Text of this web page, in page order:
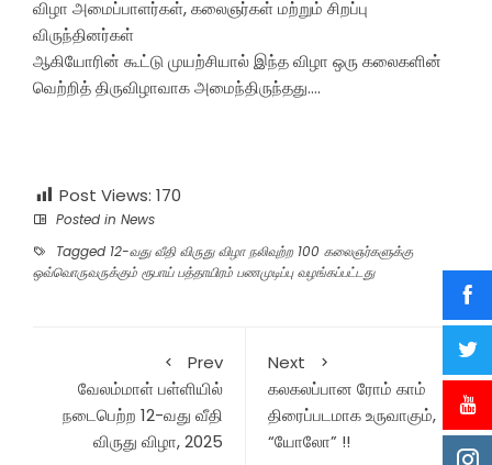
விழா அமைப்பாளர்கள், கலைஞர்கள் மற்றும் சிறப்பு
விருந்தினர்கள்
ஆகியோரின் கூட்டு முயற்சியால் இந்த விழா ஒரு கலைகளின்
வெற்றித் திருவிழாவாக அமைந்திருந்தது….
Post Views: 170
Posted in News
Tagged 12-வது வீதி விருது விழா நலிவுற்ற 100 கலைஞர்களுக்கு
ஒவ்வொருவருக்கும் ரூபாய் பத்தாயிரம் பணமுடிப்பு வழங்கப்பட்டது
Prev
வேலம்மாள் பள்ளியில்
நடைபெற்ற 12-வது வீதி
விருது விழா, 2025
Next
கலகலப்பான ரோம் காம்
திரைப்படமாக உருவாகும்,
“யோலோ” !!